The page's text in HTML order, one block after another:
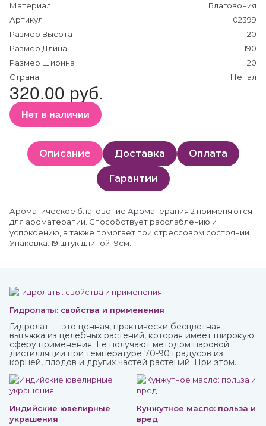
Материал
Благовония
Артикул
02399
Размер Высота
20
Размер Длина
190
Размер Ширина
20
Страна
Непал
320.00 руб.
Нет в наличии
Описание Доставка Оплата
Гарантии
Ароматическое благовоние Ароматерапия 2 применяются
для ароматерапии. Способствует расслаблению и
успокоению, а также помогает при стрессовом состоянии.
Упаковка: 19 штук длиной 19см.
Гидролаты: свойства и применения
Гидролат — это ценная, практически бесцветная
вытяжка из целебных растений, которая имеет широкую
сферу применения. Ее получают методом паровой
дистилляции при температуре 70-90 градусов из
корней, плодов и других частей растений. При этом
может и поменяться. Купите различные натуральные
гидролаты в интернет-магазине ИндоКитай с доставкой
по России.
Индийские ювелирные
украшения
Кунжутное масло: польза и
вред